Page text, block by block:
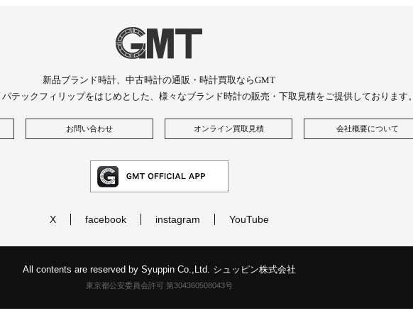
新品ブランド時計、中古時計の通販・時計買取ならGMT
テックフィリップをはじめとした、様々なブランド時計の販売・下取見積をご提供しております。
お問い合わせ オンライン買取見積 会社概要について
X facebook instagram YouTube
All contents are reserved by Syuppin Co.,Ltd. シュッピン株式会社
東京都公安委員会許可 第304360508043号